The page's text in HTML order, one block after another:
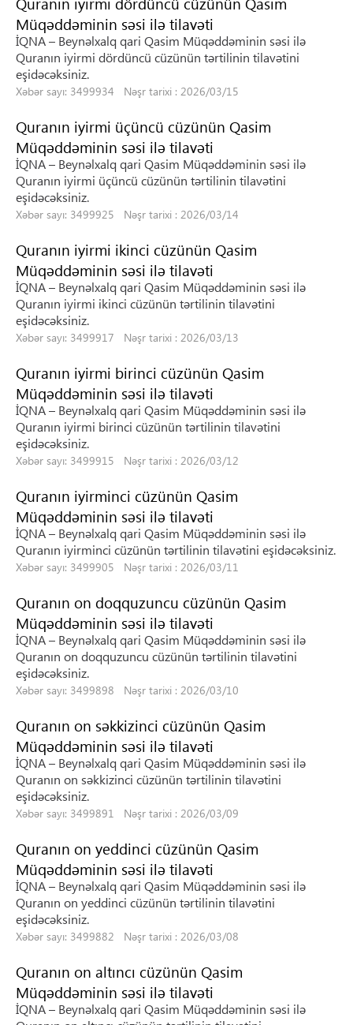
Müqəddəminin səsi ilə tilavəti
İQNA – Beynəlxalq qari Qasim Müqəddəminin səsi ilə
Quranın iyirmi dördüncü cüzünün tərtilinin tilavətini
eşidəcəksiniz.
Xəbər sayı: 3499934 Nəşr tarixi : 2026/03/15
Quranın iyirmi üçüncü cüzünün Qasim
Müqəddəminin səsi ilə tilavəti
İQNA – Beynəlxalq qari Qasim Müqəddəminin səsi ilə
Quranın iyirmi üçüncü cüzünün tərtilinin tilavətini
eşidəcəksiniz.
Xəbər sayı: 3499925 Nəşr tarixi : 2026/03/14
Quranın iyirmi ikinci cüzünün Qasim
Müqəddəminin səsi ilə tilavəti
İQNA – Beynəlxalq qari Qasim Müqəddəminin səsi ilə
Quranın iyirmi ikinci cüzünün tərtilinin tilavətini
eşidəcəksiniz.
Xəbər sayı: 3499917 Nəşr tarixi : 2026/03/13
Quranın iyirmi birinci cüzünün Qasim
Müqəddəminin səsi ilə tilavəti
İQNA – Beynəlxalq qari Qasim Müqəddəminin səsi ilə
Quranın iyirmi birinci cüzünün tərtilinin tilavətini
eşidəcəksiniz.
Xəbər sayı: 3499915 Nəşr tarixi : 2026/03/12
Quranın iyirminci cüzünün Qasim
Müqəddəminin səsi ilə tilavəti
İQNA – Beynəlxalq qari Qasim Müqəddəminin səsi ilə
Quranın iyirminci cüzünün tərtilinin tilavətini eşidəcəksiniz.
Xəbər sayı: 3499905 Nəşr tarixi : 2026/03/11
Quranın on doqquzuncu cüzünün Qasim
Müqəddəminin səsi ilə tilavəti
İQNA – Beynəlxalq qari Qasim Müqəddəminin səsi ilə
Quranın on doqquzuncu cüzünün tərtilinin tilavətini
eşidəcəksiniz.
Xəbər sayı: 3499898 Nəşr tarixi : 2026/03/10
Quranın on səkkizinci cüzünün Qasim
Müqəddəminin səsi ilə tilavəti
İQNA – Beynəlxalq qari Qasim Müqəddəminin səsi ilə
Quranın on səkkizinci cüzünün tərtilinin tilavətini
eşidəcəksiniz.
Xəbər sayı: 3499891 Nəşr tarixi : 2026/03/09
Quranın on yeddinci cüzünün Qasim
Müqəddəminin səsi ilə tilavəti
İQNA – Beynəlxalq qari Qasim Müqəddəminin səsi ilə
Quranın on yeddinci cüzünün tərtilinin tilavətini
eşidəcəksiniz.
Xəbər sayı: 3499882 Nəşr tarixi : 2026/03/08
Quranın on altıncı cüzünün Qasim
Müqəddəminin səsi ilə tilavəti
İQNA – Beynəlxalq qari Qasim Müqəddəminin səsi ilə